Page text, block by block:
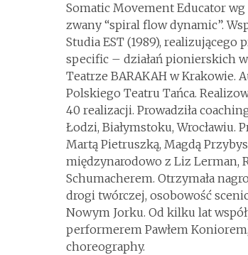
Somatic Movement Educator
zwany “spiral flow dynamic”.
Studia EST (1989),
specific – działań pionierskich
Teatrze BARAKAH w Krakowie.
Polskiego Teatru Tańca.
40 realizacji. Prowadziła
Łodzi, Białymstoku, Wrocławiu.
Martą Pietruszką, Magdą
międzynarodowo z Liz Lerman,
Schumacherem. Otrzymała
drogi twórczej, osobowość
Nowym Jorku. Od kilku lat
performerem Pawłem
choreography.